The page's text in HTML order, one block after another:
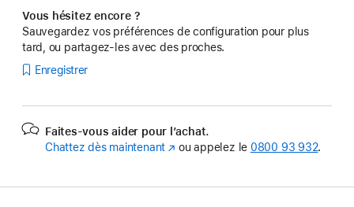
Vous hésitez encore ?
Sauvegardez vos préférences de configuration pour plus
tard, ou partagez-les avec des proches.
Enregistrer
Faites-vous aider pour l’achat.
Chattez dès maintenant (s’ouvre
ou appelez le 0800 93 932.